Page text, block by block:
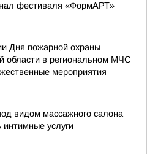
фестиваля «ФормАРТ»
Дня пожарной охраны
области в региональном МЧС
мероприятия
видом массажного салона
интимные услуги